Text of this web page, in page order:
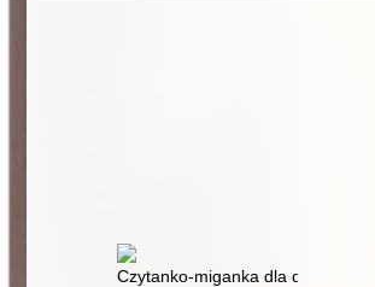
Czytanko-miganka dla dzieci